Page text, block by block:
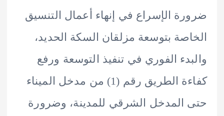
الإسراع في إنهاء أعمال التنسيق
بتوسعة مزلقان السكة الحديد،
الفوري في تنفيذ التوسعة ورفع
كفاءة الطريق رقم (1) من مدخل الميناء
المدخل الشرقي للمدينة، وضرورة